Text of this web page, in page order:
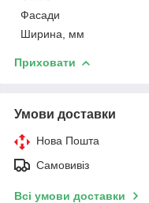
Фасади
Ширина, мм
Приховати
Умови доставки
Нова Пошта
Самовивіз
Всі умови доставки